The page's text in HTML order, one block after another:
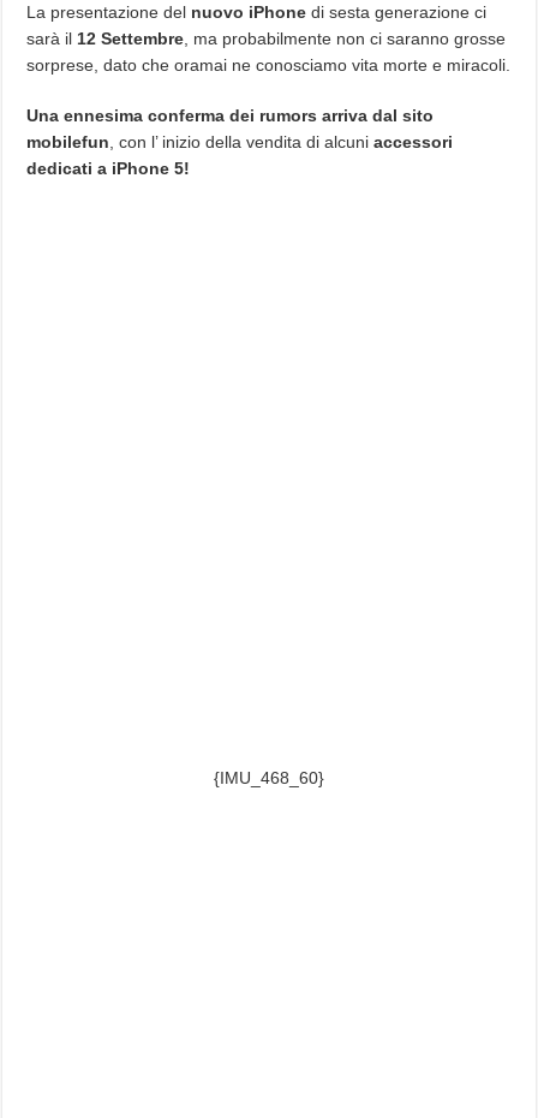
La presentazione del nuovo iPhone di sesta generazione ci
sarà il 12 Settembre , ma probabilmente non ci saranno grosse
sorprese, dato che oramai ne conosciamo vita morte e miracoli.
Una ennesima conferma dei rumors arriva dal sito
mobilefun , con l’ inizio della vendita di alcuniaccessori
dedicati a iPhone 5!
{IMU_468_60}